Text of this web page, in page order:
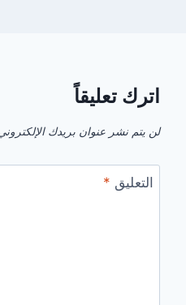
اترك تعليقاً
لن يتم نشر عنوان بريدك
التعليق *